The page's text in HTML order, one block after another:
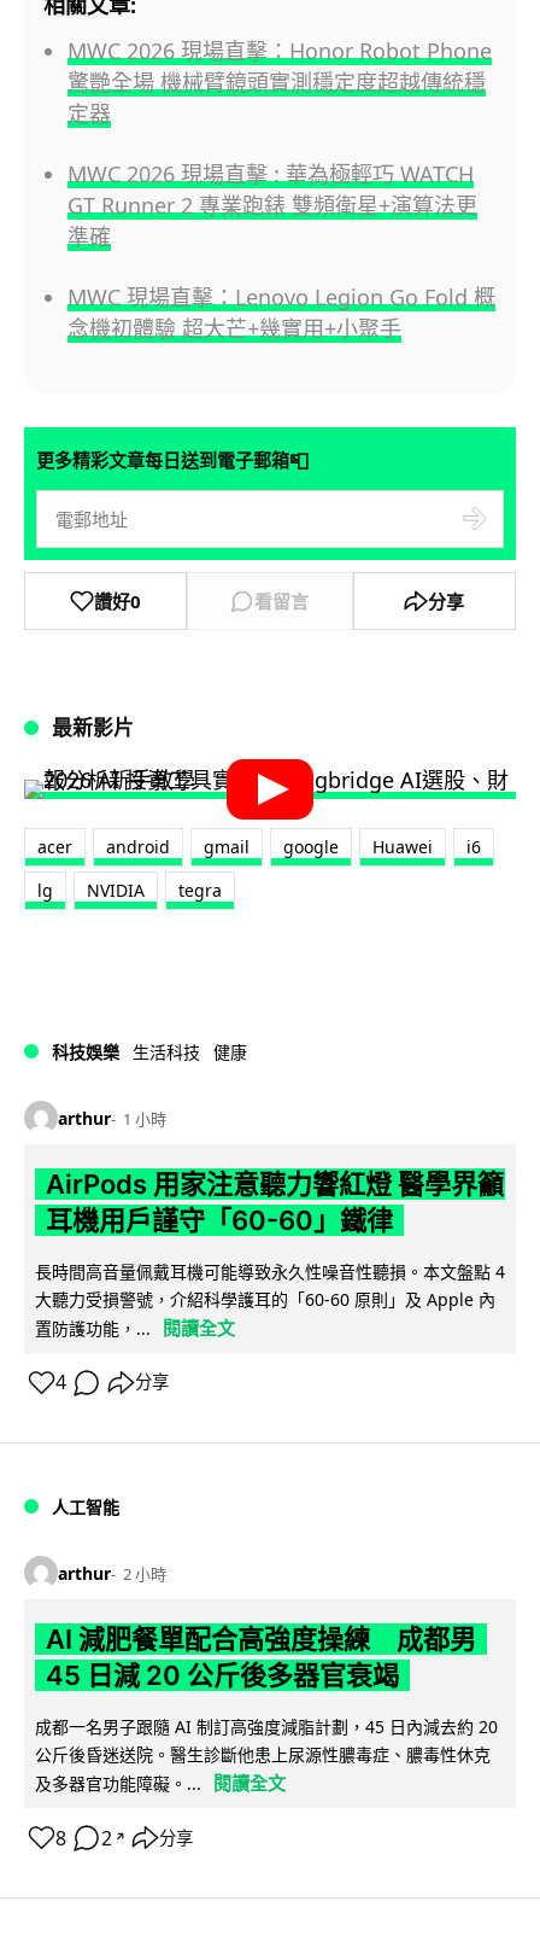
MWC 2026 現場直擊：Honor Robot Phone
驚艷全場 機械臂鏡頭實測穩定度超越傳統穩
定器
MWC 2026 現場直擊 : 華為極輕巧 WATCH
GT Runner 2 專業跑錶 雙頻衛星+演算法更
準確
MWC 現場直擊：Lenovo Legion Go Fold 概
念機初體驗 超大芒+幾實用+小聚手
更多精彩文章每日送到電子郵箱📮
讚好0 看留言 分享
最新影片
acer android gmail google Huawei
i6
lg
NVIDIA tegra
科技娛樂 生活科技 健康
arthur 1 小時
AirPods 用家注意聽力響紅燈 醫學界籲
耳機用戶謹守「60-60」鐵律
長時間高音量佩戴耳機可能導致永久性噪音性聽損。本文盤點 4
大聽力受損警號，介紹科學護耳的「60-60 原則」及 Apple 內
置防護功能，...
閱讀全文
4 分享
人工智能
arthur 2 小時
AI 減肥餐單配合高強度操練 成都男
45 日減 20 公斤後多器官衰竭
成都一名男子跟隨 AI 制訂高強度減脂計劃，45 日內減去約 20
公斤後昏迷送院。醫生診斷他患上尿源性膿毒症、膿毒性休克
及多器官功能障礙。...
閱讀全文
8 2 ↗ 分享